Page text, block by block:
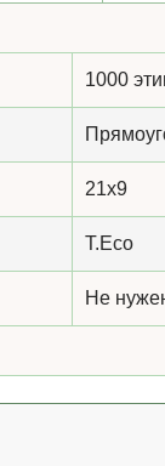
1000
21x9
T.Eco
Не